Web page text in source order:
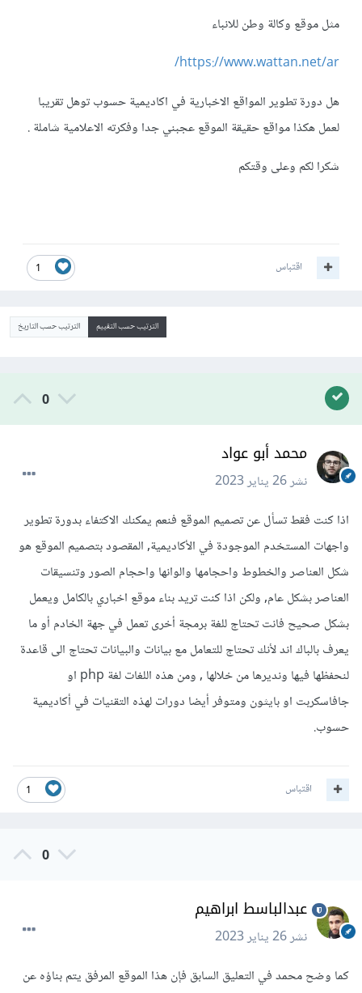
مثل موقع وكالة وطن للانباء
https://www.wattan.net/ar/
هل دورة تطوير المواقع الاخبارية في اكاديمية حسوب توهل تقريبا
لعمل هكذا مواقع حقيقة الموقع عجبني جدا وفكرته الاعلامية شاملة .
شكرا لكم وعلى وقتكم
1 اقتباس
الترتيب حسب التقييم الترتيب حسب التاريخ
0
محمد أبو عواد
نشر26 يناير 2023
اذا كنت فقط تسأل عن تصميم الموقع فنعم يمكنك الاكتفاء بدورة تطوير
واجهات المستخدم الموجودة في الأكاديمية, المقصود بتصميم الموقع هو
شكل العناصر والخطوط واحجامها والوانها واحجام الصور وتنسيقات
العناصر بشكل عام, ولكن اذا كنت تريد بناء موقع اخباري بالكامل ويعمل
بشكل صحيح فانت تحتاج للغة برمجة أخرى تعمل في جهة الخادم أو ما
يعرف بالباك اند لأنك تحتاج للتعامل مع بيانات والبيانات تحتاج الى قاعدة
لنحفظها فيها ونديرها من خلالها , ومن هذه اللغات لغة php او
جافاسكربت او بايثون ومتوفر أيضا دورات لهذه التقنيات في أكاديمية
حسوب.
1 اقتباس
0
عبدالباسط ابراهيم
نشر26 يناير 2023
كما وضح محمد في التعليق السابق فإن هذا الموقع المرفق يتم بناؤه عن